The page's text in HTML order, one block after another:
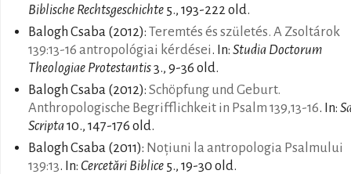
Biblische Rechtsgeschichte 5., 193-222 old.
Balogh Csaba (2012): Teremtés és születés. A Zsoltárok
139:13-16 antropológiai kérdései. In: Studia Doctorum
Theologiae Protestantis3., 9-36 old.
Balogh Csaba (2012): Schöpfung und Geburt.
Anthropologische Begrifflichkeit in Psalm 139,13-16. In:
Scripta10., 147-176 old.
Balogh Csaba (2011): Noțiuni la antropologia Psalmului
139:13. In: Cercetări Biblice 5., 19-30 old.